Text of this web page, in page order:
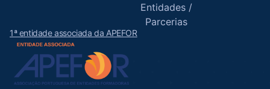
Entidades /
Parcerias
1ª entidade associada da APEFOR